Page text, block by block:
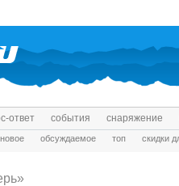
ответ события снаряжение
новое обсуждаемое топ скидки